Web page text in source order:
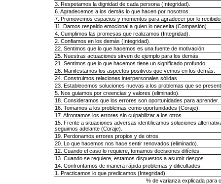
3. Respetamos la dignidad de cada persona (Integridad).
6. Agradecemos a los demás lo que hacen por nosotros.
7. Promovemos espacios y momentos para agradecer por lo
11. Damos respaldo emocional a quien lo necesita (Compasión).
4. Cumplimos las promesas que realizamos (Integridad).
2. Confiamos en los demás (Integridad).
22. Sentimos que lo que hacemos es una fuente de motivación.
25. Nuestras actuaciones sirven de ejemplo para los demás.
21. Sentimos que lo que hacemos tiene un significado profundo.
26. Manifestamos los aspectos positivos que vemos en los demás.
24. Construimos relaciones interpersonales sólidas
23. Establecemos soluciones nuevas a los problemas que se
5. Nos guiamos por creencias y valores (eliminado).
18. Consideramos que los errores son oportunidades para aprender.
16. Tomamos a los problemas como oportunidades (Coraje).
17. Afrontamos los errores sin culpabilizar a los otros.
15. Frente a situaciones adversas identificamos soluciones
seguimos adelante (Coraje).
19. Perdonamos errores propios y de otros.
20. Lo que hacemos nos hace sentir renovados (eliminado).
12. Cuando el caso lo requiere, tomamos decisiones difíciles.
13. Cuando se requiere, estamos dispuestos a asumir riesgos.
14. Confrontamos de manera rápida problemas y dificultades.
1. Practicamos lo que predicamos (Integridad).
% de varianza explicada para